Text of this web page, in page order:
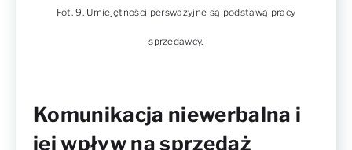
Fot. 9. Umiejętności perswazyjne są podstawą pracy
sprzedawcy.
Komunikacja niewerbalna i
jej wpływ na sprzedaż